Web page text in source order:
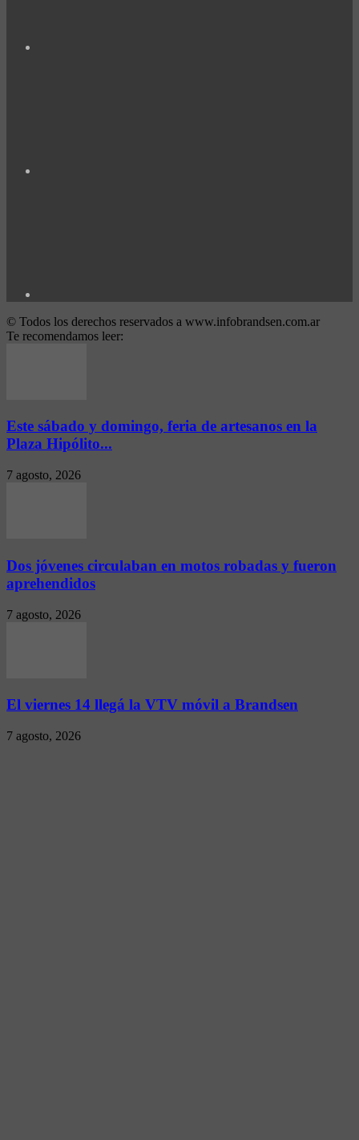
© Todos los derechos reservados a www.infobrandsen.com.ar
Te recomendamos leer:
Este sábado y domingo, feria de artesanos en la
Plaza Hipólito...
7 agosto, 2026
Dos jóvenes circulaban en motos robadas y fueron
aprehendidos
7 agosto, 2026
El viernes 14 llegá la VTV móvil a Brandsen
7 agosto, 2026